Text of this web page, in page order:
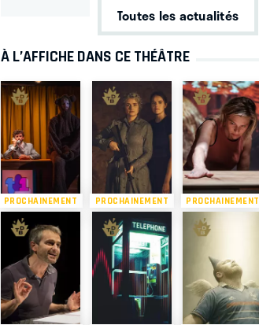
Toutes les actualités
À L’AFFICHE DANS CE THÉÂTRE
PROCHAINEMENT PROCHAINEMENT PROCHAINEMENT